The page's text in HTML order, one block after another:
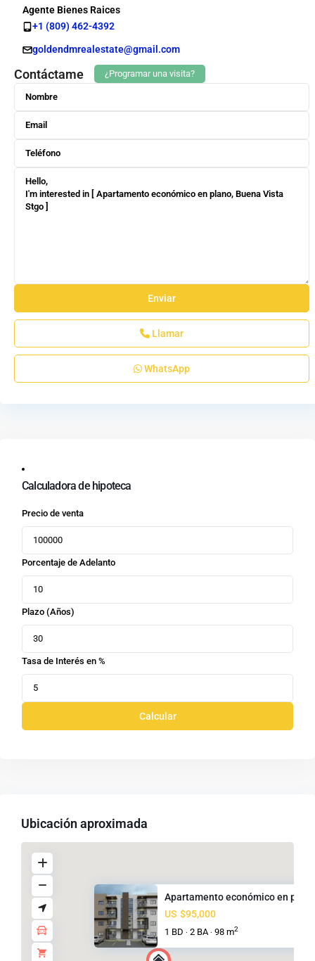
Agente Bienes Raices
+1 (809) 462-4392
goldendmrealestate@gmail.com
Contáctame ¿Programar una visita?
Llamar
WhatsApp
Calculadora de hipoteca
Precio de venta
Porcentaje de Adelanto
Plazo (Años)
Tasa de Interés en %
Calcular
Ubicación aproximada
Apartamento económico en
US $95,000
1 BD · 2 BA · 98 m2